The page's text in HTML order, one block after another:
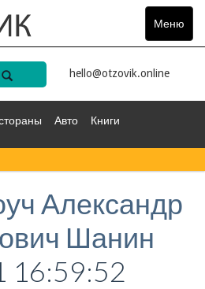
Меню
Toggle
hello@otzovik.online
Авто Книги
Александр
Шанин
16:59:52